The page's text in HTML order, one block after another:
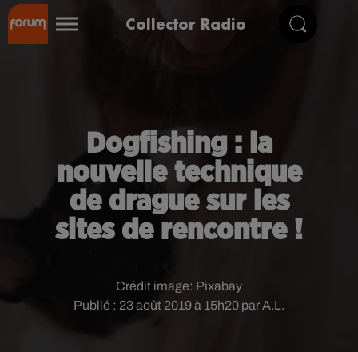
Collector Radio
Dogfishing : la
nouvelle technique
de drague sur les
sites de rencontre !
Publié : 23 août 2019 à 15h20 par A.L.
Crédit image: Pixabay